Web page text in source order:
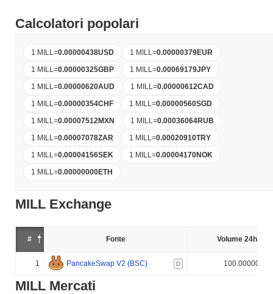
Calcolatori popolari
1 MILL =0.00000438USD 1 MILL =0.00000379EUR
1 MILL =0.00000325GBP 1 MILL =0.00069179JPY
1 MILL =0.00000620AUD 1 MILL =0.00000612CAD
1 MILL =0.00000354CHF 1 MILL =0.00000560SGD
1 MILL =0.00007512MXN 1 MILL =0.00036064RUB
1 MILL =0.00007078ZAR 1 MILL =0.00020910TRY
1 MILL =0.00004156SEK 1 MILL =0.00004170NOK
1 MILL =0.00000000ETH
MILL Exchange
# Fonte Volume 24h (%)
1 PancakeSwap V2 (BSC) D 100.000000%
MILL Mercati